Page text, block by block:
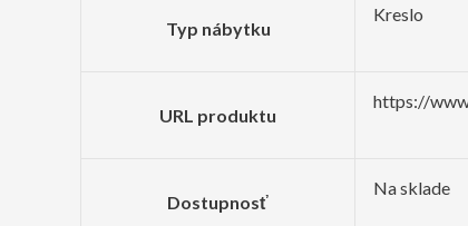
Typ nábytku
Kreslo
URL produktu
https://
Dostupnosť
Na sklade